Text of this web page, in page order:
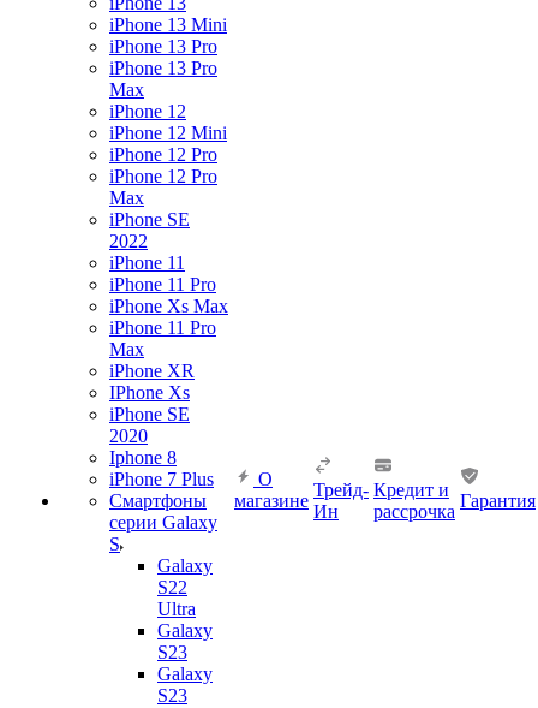
iPhone 13 Mini
iPhone 13 Pro
iPhone 13 Pro
Max
iPhone 12
iPhone 12 Mini
iPhone 12 Pro
iPhone 12 Pro
Max
iPhone SE
2022
iPhone 11
iPhone 11 Pro
iPhone Xs Max
iPhone 11 Pro
Max
iPhone XR
IPhone Xs
iPhone SE
2020
Iphone 8
iPhone 7 Plus
Смартфоны
серии Galaxy
S
Galaxy
S22
Ultra
Galaxy
S23
Galaxy
S23
О
магазине
Трейд-
Ин
Кредит и
рассрочка
Гарантия